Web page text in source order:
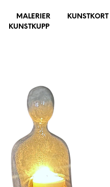
MALERIER KUNSTKORT
KUNSTKUPP